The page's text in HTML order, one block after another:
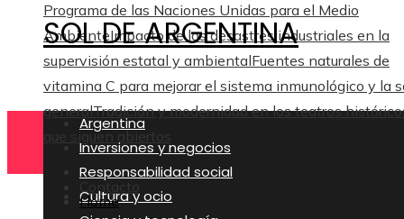
Programa de las Naciones Unidas para el Medio
AmbienteImpacto de los desastres industriales en la
supervisión estatal y ambientalFuentes naturales de
vitamina C para mejorar el sistema inmunológico y la
generalTradición y modernidad en los teatros
que siguen abiertos
Contacto
SOL DE ARGENTINA
Argentina
Inversiones y negocios
Responsabilidad social
Cultura y ocio
Home